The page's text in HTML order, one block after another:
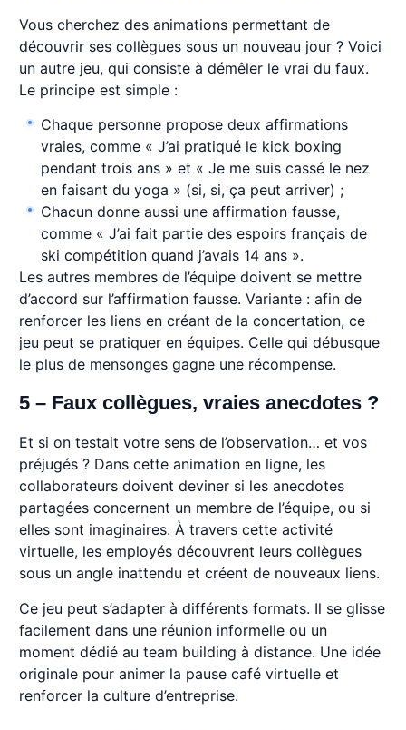
Vous cherchez des animations permettant de
découvrir ses collègues sous un nouveau jour ? Voici
un autre jeu, qui consiste à démêler le vrai du faux.
Le principe est simple :
Chaque personne propose deux affirmations
vraies, comme « J’ai pratiqué le kick boxing
pendant trois ans » et « Je me suis cassé le nez
en faisant du yoga » (si, si, ça peut arriver) ;
Chacun donne aussi une affirmation fausse,
comme « J’ai fait partie des espoirs français de
ski compétition quand j’avais 14 ans ».
Les autres membres de l’équipe doivent se mettre
d’accord sur l’affirmation fausse. Variante : afin de
renforcer les liens en créant de la concertation, ce
jeu peut se pratiquer en équipes. Celle qui débusque
le plus de mensonges gagne une récompense.
5 – Faux collègues, vraies anecdotes ?
Et si on testait votre sens de l’observation… et vos
préjugés ? Dans cette animation en ligne, les
collaborateurs doivent deviner si les anecdotes
partagées concernent un membre de l’équipe, ou si
elles sont imaginaires. À travers cette activité
virtuelle, les employés découvrent leurs collègues
sous un angle inattendu et créent de nouveaux liens.
Ce jeu peut s’adapter à différents formats. Il se glisse
facilement dans une réunion informelle ou un
moment dédié au team building à distance. Une idée
originale pour animer la pause café virtuelle et
renforcer la culture d’entreprise.